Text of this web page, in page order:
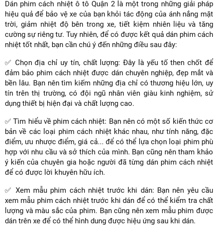
Dán phim cách nhiệt ô tô Quận 2 là một trong những giải pháp
hiệu quả để bảo vệ xe của bạn khỏi tác động của ánh nắng mặt
trời, giảm nhiệt độ bên trong xe, tiết kiệm nhiên liệu và tăng
cường sự riêng tư. Tuy nhiên, để có được kết quả dán phim cách
nhiệt tốt nhất, bạn cần chú ý đến những điều sau đây:
✅ Chọn địa chỉ uy tín, chất lượng: Đây là yếu tố then chốt để
đảm bảo phim cách nhiệt được dán chuyên nghiệp, đẹp mắt và
bền lâu. Bạn nên tìm kiếm những địa chỉ có thương hiệu lớn, uy
tín trên thị trường, có đội ngũ nhân viên giàu kinh nghiệm, sử
dụng thiết bị hiện đại và chất lượng cao.
✅ Tìm hiểu về phim cách nhiệt: Bạn nên có một số kiến thức cơ
bản về các loại phim cách nhiệt khác nhau, như tính năng, đặc
điểm, ưu nhược điểm, giá cả... để có thể lựa chọn loại phim phù
hợp với nhu cầu và sở thích của mình. Bạn cũng nên tham khảo
ý kiến của chuyên gia hoặc người đã từng dán phim cách nhiệt
để có được lời khuyên hữu ích.
✅ Xem mẫu phim cách nhiệt trước khi dán: Bạn nên yêu cầu
xem mẫu phim cách nhiệt trước khi dán để có thể kiểm tra chất
lượng và màu sắc của phim. Bạn cũng nên xem mẫu phim được
dán trên xe để có thể hình dung được hiệu ứng sau khi dán.